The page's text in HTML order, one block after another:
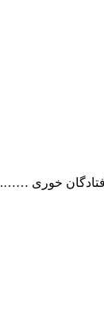
افتادگان